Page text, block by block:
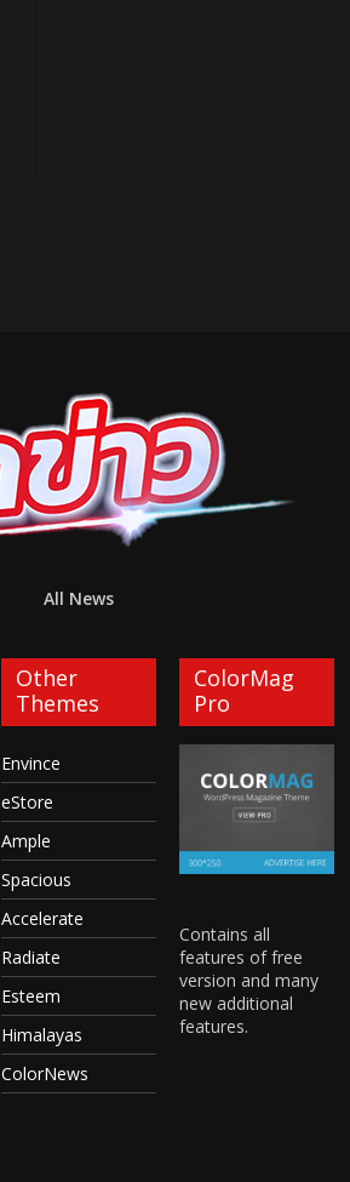
All News
Other
Themes
Envince
eStore
Ample
Spacious
Accelerate
Radiate
Esteem
Himalayas
ColorNews
ColorMag
Pro
Contains all
features of free
version and many
new additional
features.